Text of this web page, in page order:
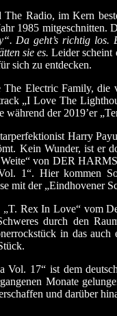
The Radio, im Kern
1985 mitgeschnitten.
Da geht’s richtig
sie es. Leider scheint
sich zu entdecken.
Electric Family, die
„I Love The
während der 2019’er
Harry
Kein Wunder, ist er
von DER
1“. Hier kommen
mit der „Eindhovener
Rex In Love“ vom
durch den
in das
17“ ist dem
Monate
und darüber